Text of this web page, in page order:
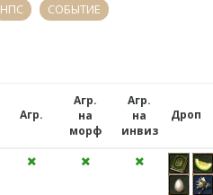
НПС СОБЫТИЕ
Агр.
Агр.
на
морф
Агр.
на
инвиз
Дроп